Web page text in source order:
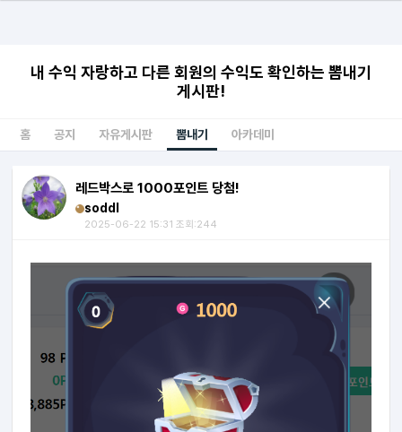
내 수익 자랑하고 다른 회원의 수익도 확인하는 뽐내기
게시판!
홈 공지 자유게시판 뽐내기 아카데미
레드박스로 1000포인트 당첨!
soddl
2025-06-22 15:31 조회:244